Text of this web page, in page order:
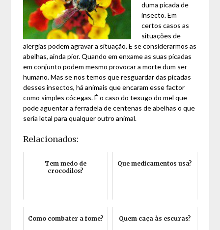
duma picada de
insecto. Em
certos casos as
situações de
alergias podem agravar a situação. E se considerarmos as
abelhas, ainda pior. Quando em enxame as suas picadas
em conjunto podem mesmo provocar a morte dum ser
humano. Mas se nos temos que resguardar das picadas
desses insectos, há animais que encaram esse factor
como simples cócegas. É o caso do texugo do mel que
pode aguentar a ferradela de centenas de abelhas o que
seria letal para qualquer outro animal.
Relacionados:
Tem medo de
crocodilos?
Que medicamentos usa?
Como combater a fome? Quem caça às escuras?